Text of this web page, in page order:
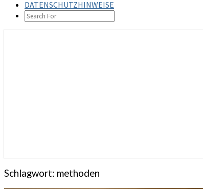
DATENSCHUTZHINWEISE
SEARCH
Schlagwort: methoden